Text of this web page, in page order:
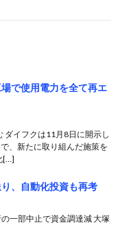
で使用電力を全て再エ
ダイフクは11月8日に開示し
、新たに取り組んだ施策を
[…]
、自動化投資も再考
一部中止で資金調達減 大塚